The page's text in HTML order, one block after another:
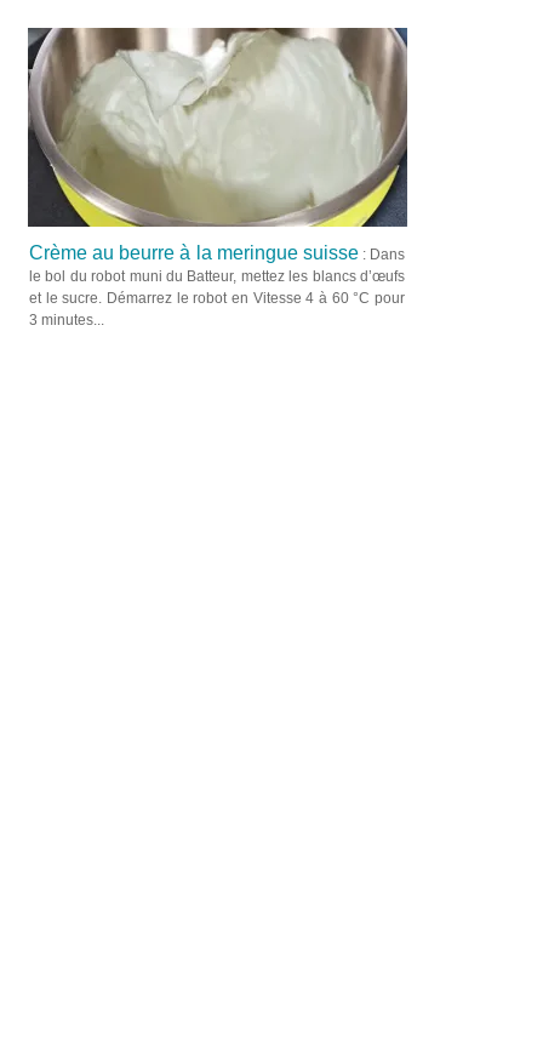
Crème au beurre à la meringue suisse: Dans
le bol du robot muni du Batteur, mettez les blancs d’œufs
et le sucre. Démarrez le robot en Vitesse 4 à 60 °C pour
3 minutes...